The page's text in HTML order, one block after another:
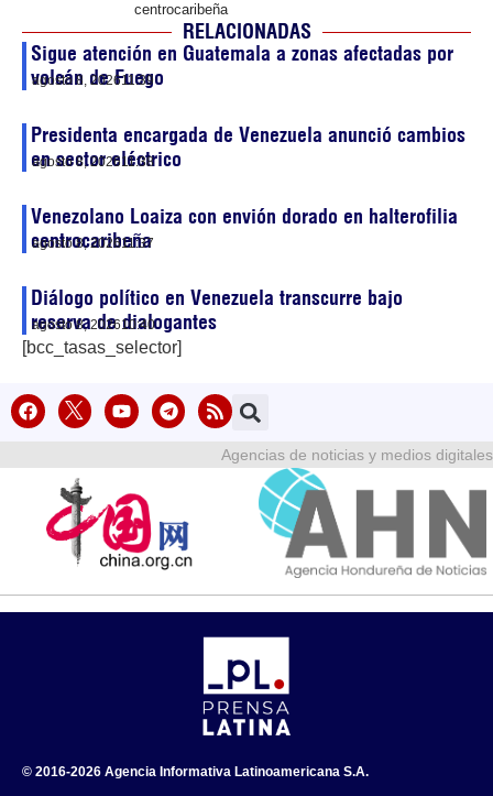
centrocaribeña
RELACIONADAS
Sigue atención en Guatemala a zonas afectadas por
volcán de Fuego
agosto 8, 202611:39
Presidenta encargada de Venezuela anunció cambios
en sector eléctrico
agosto 8, 202611:38
Venezolano Loaiza con envión dorado en halterofilia
centrocaribeña
agosto 8, 202611:37
Diálogo político en Venezuela transcurre bajo
reserva de dialogantes
agosto 8, 202610:40
[bcc_tasas_selector]
Agencias de noticias y medios digitales
© 2016-2026 Agencia Informativa Latinoamericana S.A.